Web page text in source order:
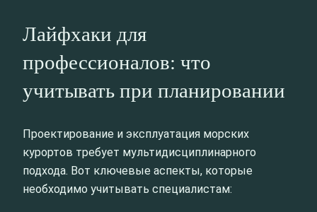
Лайфхаки для
профессионалов: что
учитывать при планировании
Проектирование и эксплуатация морских
курортов требует мультидисциплинарного
подхода. Вот ключевые аспекты, которые
необходимо учитывать специалистам: